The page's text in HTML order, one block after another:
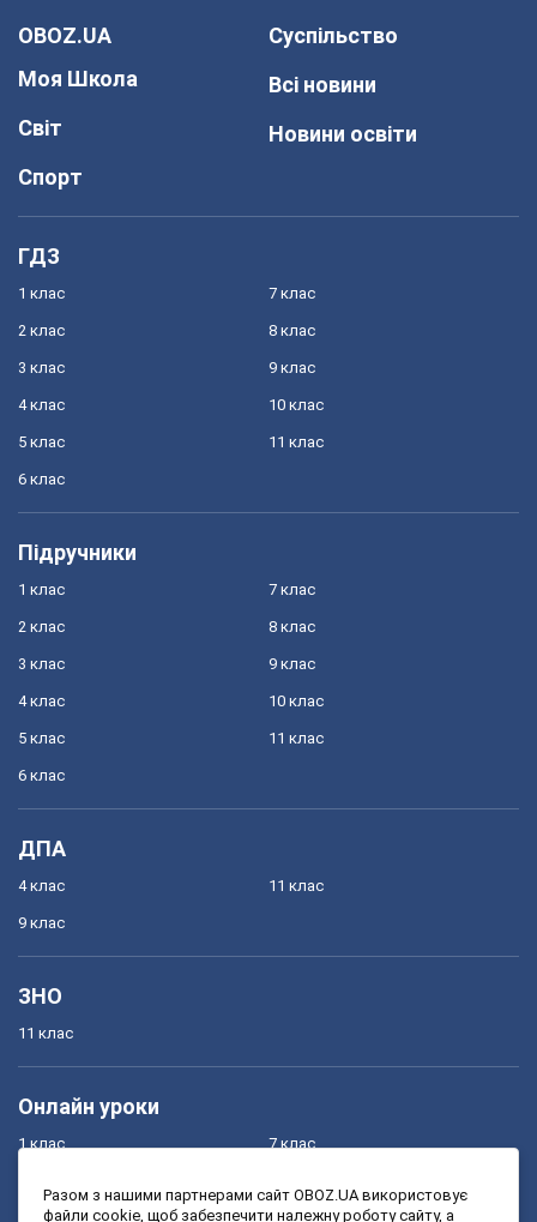
OBOZ.UA
Моя Школа
Світ
Спорт
Суспільство
Всі новини
Новини освіти
ГДЗ
1 клас
2 клас
3 клас
4 клас
5 клас
6 клас
7 клас
8 клас
9 клас
10 клас
11 клас
Підручники
1 клас
2 клас
3 клас
4 клас
5 клас
6 клас
7 клас
8 клас
9 клас
10 клас
11 клас
ДПА
4 клас
9 клас
11 клас
ЗНО
11 клас
Онлайн уроки
1 клас
3 клас
7 клас
9 клас
Разом з нашими партнерами сайт OBOZ.UA використовує
файли cookie, щоб забезпечити належну роботу сайту, а